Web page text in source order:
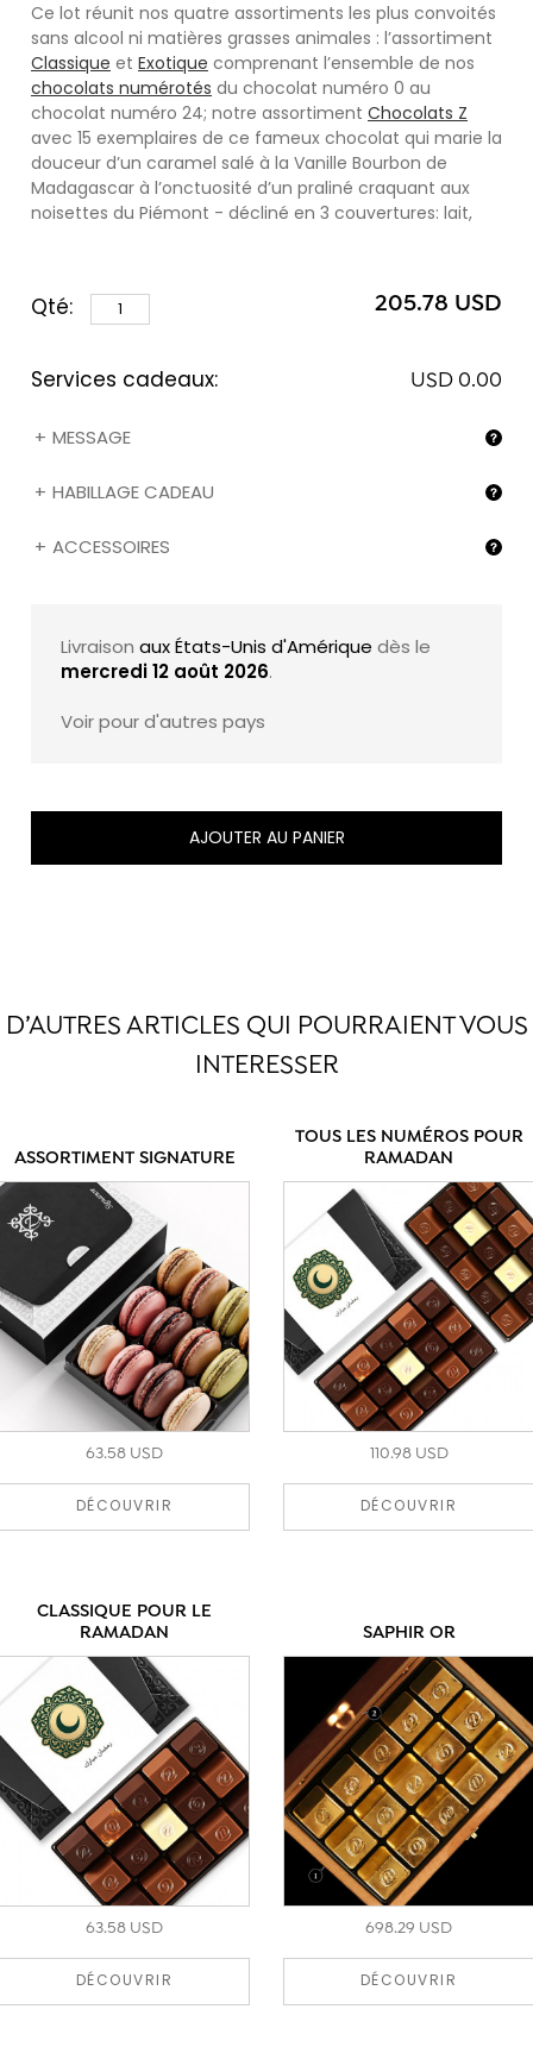
Ce lot réunit nos quatre assortiments les plus convoités
sans alcool ni matières grasses animales : l’assortiment
Classique et Exotique comprenant l’ensemble de nos
chocolats numérotés du chocolat numéro 0 au
chocolat numéro 24; notre assortiment Chocolats Z
avec 15 exemplaires de ce fameux chocolat qui marie la
douceur d’un caramel salé à la Vanille Bourbon de
Madagascar à l’onctuosité d’un praliné craquant aux
noisettes du Piémont - décliné en 3 couvertures: lait,
maître chocolatier à partir d’une méthode ancestrale
de torréfaction lente des noisettes, amandes et autres
Qté: 205.78 USD
Services cadeaux: USD 0.00
MESSAGE
HABILLAGE CADEAU
ACCESSOIRES
Livraison aux États-Unis d'Amérique dès le
mercredi 12 août 2026.
Voir pour d'autres pays
AJOUTER AU PANIER
D’AUTRES ARTICLES QUI POURRAIENT VOUS
INTERESSER
ASSORTIMENT SIGNATURE
63.58 USD
DÉCOUVRIR
TOUS LES NUMÉROS POUR
RAMADAN
110.98 USD
DÉCOUVRIR
CLASSIQUE POUR LE
RAMADAN
63.58 USD
DÉCOUVRIR
SAPHIR OR
698.29 USD
DÉCOUVRIR